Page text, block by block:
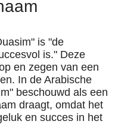
is "de
is." Deze
en zegen van een
In de Arabische
beschouwd als een
draagt, omdat het
en succes in het